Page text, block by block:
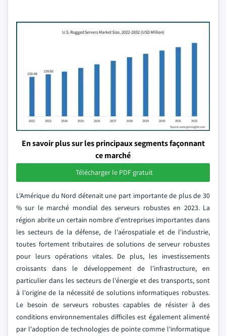
En savoir plus sur les principaux segments façonnant
ce marché
Télécharger le PDF gratuit
L'Amérique du Nord détenait une part importante de plus de 30
% sur le marché mondial des serveurs robustes en 2023. La
région abrite un certain nombre d'entreprises importantes dans
les secteurs de la défense, de l'aérospatiale et de l'industrie,
toutes fortement tributaires de solutions de serveur robustes
pour leurs opérations vitales. De plus, les investissements
croissants dans le développement de l'infrastructure, en
particulier dans les secteurs de l'énergie et des transports, sont
à l'origine de la nécessité de solutions informatiques robustes.
Le besoin de serveurs robustes capables de résister à des
conditions environnementales difficiles est également alimenté
par l'adoption de technologies de pointe comme l'informatique